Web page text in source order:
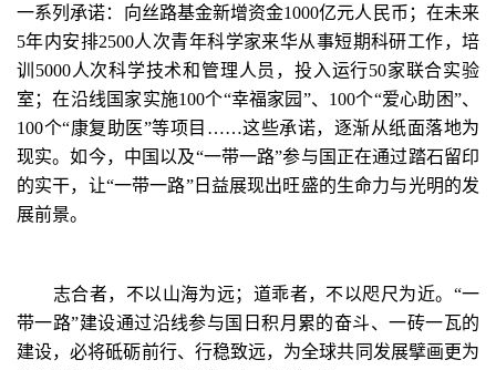
一系列承诺：向丝路基金新增资金1000亿元人民币；在未来
5年内安排2500人次青年科学家来华从事短期科研工作，培
训5000人次科学技术和管理人员，投入运行50家联合实验
室；在沿线国家实施100个“幸福家园”、100个“爱心助困”、
100个“康复助医”等项目……这些承诺，逐渐从纸面落地为
现实。如今，中国以及“一带一路”参与国正在通过踏石留印
的实干，让“一带一路”日益展现出旺盛的生命力与光明的发
展前景。
志合者，不以山海为远；道乖者，不以咫尺为近。“一
带一路”建设通过沿线参与国日积月累的奋斗、一砖一瓦的
建设，必将砥砺前行、行稳致远，为全球共同发展擘画更为